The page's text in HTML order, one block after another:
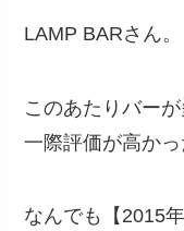
LAMP BARさん。
このあたりバー
一際評価が高かっ
なんでも【2015